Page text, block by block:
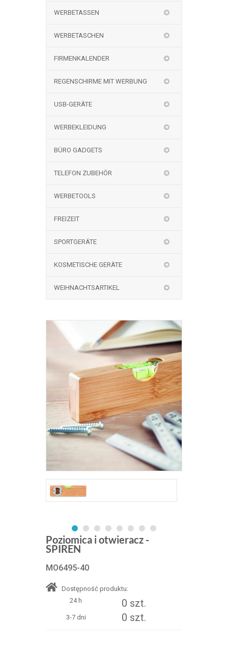
WERBETASSEN
WERBETASCHEN
FIRMENKALENDER
REGENSCHIRME MIT WERBUNG
USB-GERÄTE
WERBEKLEIDUNG
BÜRO GADGETS
TELEFON ZUBEHÖR
WERBETOOLS
FREIZEIT
SPORTGERÄTE
KOSMETISCHE GERÄTE
WEIHNACHTSARTIKEL
Poziomica i otwieracz -
SPIREN
MO6495-40
Dostępność produktu:
24 h
0 szt.
3-7 dni 0 szt.